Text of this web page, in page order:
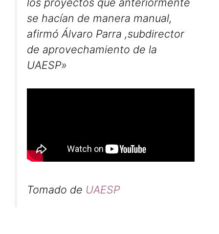
se hacían de manera manual,
afirmó Álvaro Parra ,subdirector
de aprovechamiento de la
UAESP»
Tomado de UAESP